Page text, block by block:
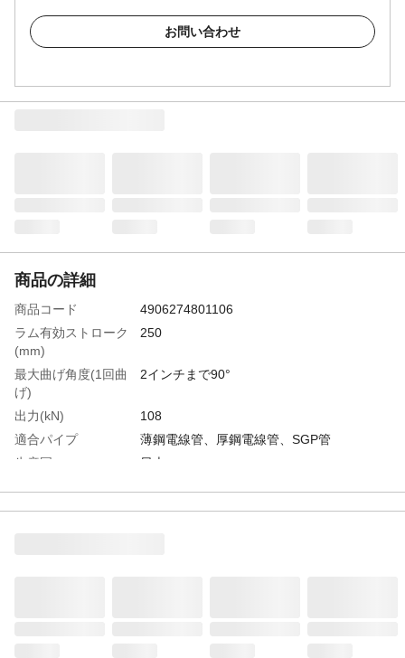
お問い合わせ
商品の詳細
商品コード
4906274801106
ラム有効ストローク
(mm)
250
最大曲げ角度(1回曲
げ)
2インチまで90°
出力(kN)
108
適合パイプ
薄鋼電線管、厚鋼電線管、SGP管
生産国
日本